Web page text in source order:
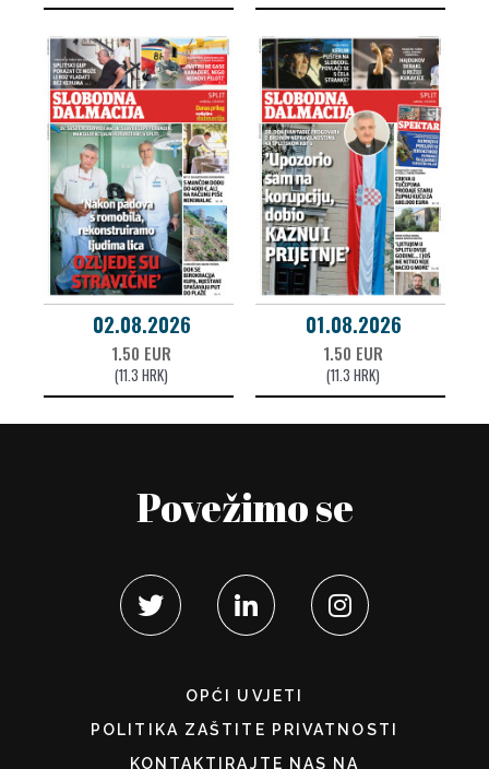
02.08.2026
1.50 EUR
(11.3 HRK)
01.08.2026
1.50 EUR
(11.3 HRK)
Povežimo se
OPĆI UVJETI
POLITIKA ZAŠTITE PRIVATNOSTI
KONTAKTIRAJTE NAS NA